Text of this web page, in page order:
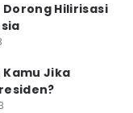
Hilirisasi
Kamu Jika